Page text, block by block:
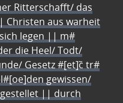
Ritterschafft/ das
Christen aus warheit
legen || m#
die Heel/ Todt/
Gesetz #[et]c̃ tr#
gewissen/
|| durch